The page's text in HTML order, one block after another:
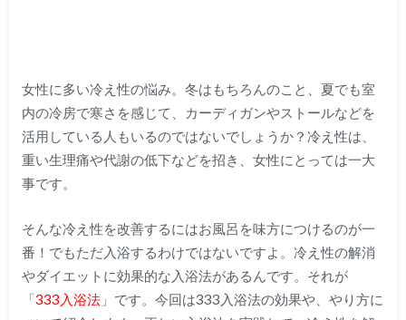
女性に多い冷え性の悩み。冬はもちろんのこと、夏でも室
内の冷房で寒さを感じて、カーディガンやストールなどを
活用している人もいるのではないでしょうか？冷え性は、
重い生理痛や代謝の低下などを招き、女性にとっては一大
事です。
そんな冷え性を改善するにはお風呂を味方につけるのが一
番！でもただ入浴するわけではないですよ。冷え性の解消
やダイエットに効果的な入浴法があるんです。それが
「333入浴法」です。今回は333入浴法の効果や、やり方に